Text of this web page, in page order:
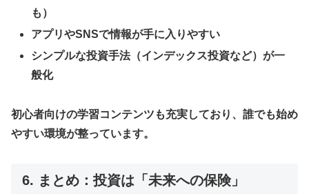
も）
アプリやSNSで情報が手に入りやすい
シンプルな投資手法（インデックス投資など）が一
般化
初心者向けの学習コンテンツも充実しており、誰でも始め
やすい環境が整っています。
6. まとめ：投資は「未来への保険」